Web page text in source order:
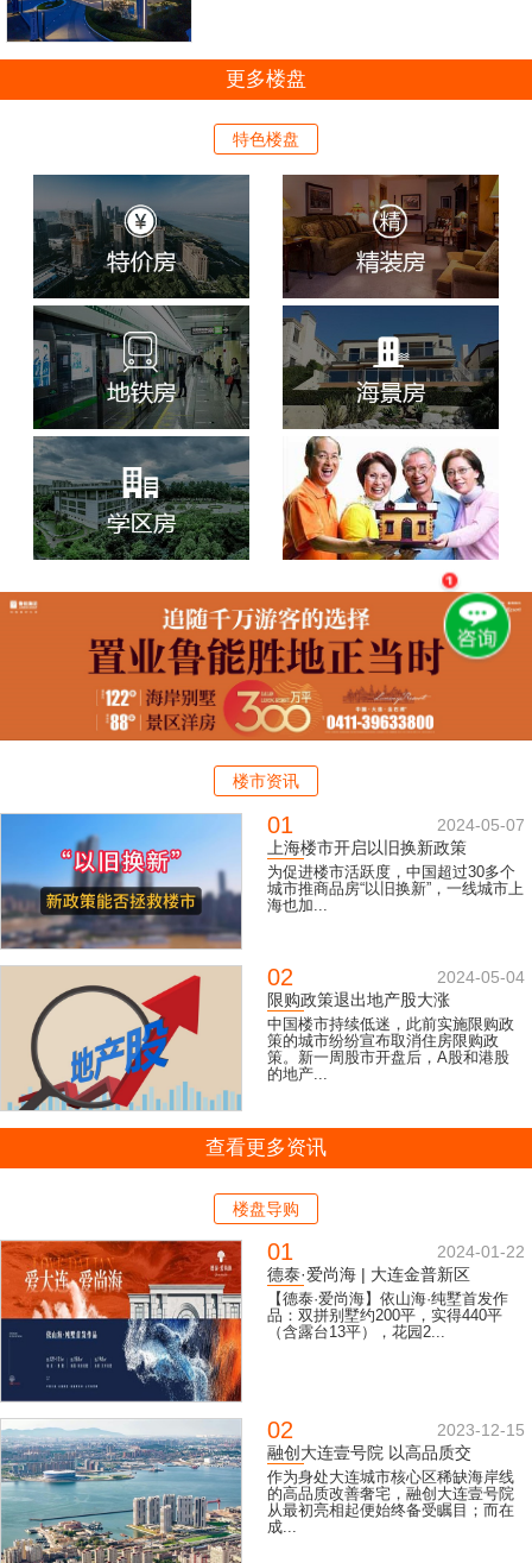
更多楼盘
特色楼盘
楼市资讯
01
2024-05-07
上海楼市开启以旧换新政策
为促进楼市活跃度，中国超过30多个
城市推商品房“以旧换新”，一线城市上
海也加...
02
2024-05-04
限购政策退出地产股大涨
中国楼市持续低迷，此前实施限购政
策的城市纷纷宣布取消住房限购政
策。新一周股市开盘后，A股和港股
的地产...
查看更多资讯
楼盘导购
01
2024-01-22
德泰·爱尚海 | 大连金普新区
【德泰·爱尚海】依山海·纯墅首发作
品：双拼别墅约200平，实得440平
（含露台13平），花园2...
02
2023-12-15
融创大连壹号院 以高品质交
作为身处大连城市核心区稀缺海岸线
的高品质改善奢宅，融创大连壹号院
从最初亮相起便始终备受瞩目；而在
成...